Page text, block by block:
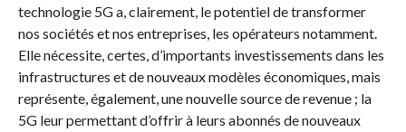
technologie 5G a, clairement, le potentiel de transformer
nos sociétés et nos entreprises, les opérateurs notamment.
Elle nécessite, certes, d’importants investissements dans les
infrastructures et de nouveaux modèles économiques, mais
représente, également, une nouvelle source de revenue ; la
5G leur permettant d’offrir à leurs abonnés de nouveaux